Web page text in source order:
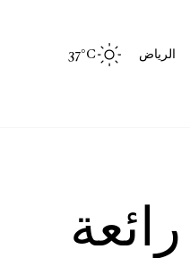
الرياض 37 °C